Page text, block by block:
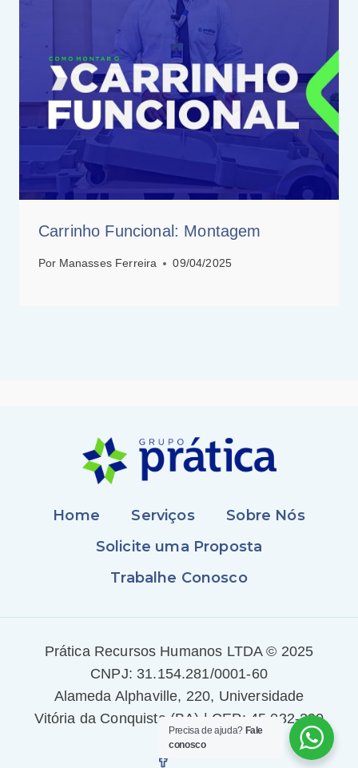
Carrinho Funcional: Montagem
Por Manasses Ferreira 09/04/2025
Home Serviços
Sobre Nós
Solicite uma Proposta
Trabalhe Conosco
Prática Recursos Humanos LTDA © 2025
CNPJ: 31.154.281/0001-60
Alameda Alphaville, 220, Universidade
Vitória da Conquista (BA) | CEP: 45.032-290
Precisa de ajuda? Fale
conosco